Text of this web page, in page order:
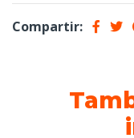
Compartir: